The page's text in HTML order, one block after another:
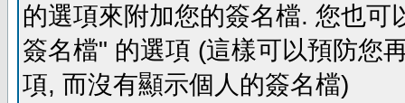
的選項來附加您的簽名檔. 您也
簽名檔" 的選項 (這樣可以預防您
項, 而沒有顯示個人的簽名檔)